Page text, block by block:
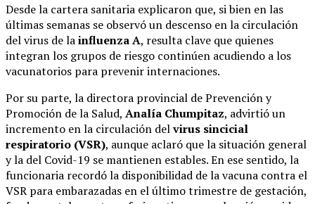
Desde la cartera sanitaria explicaron que, si bien en las
últimas semanas se observó un descenso en la circulación
del virus de lainfluenza A, resulta clave que quienes
integran los grupos de riesgo continúen acudiendo a los
vacunatorios para prevenir internaciones.
Por su parte, la directora provincial de Prevención y
Promoción de la Salud, Analía Chumpitaz, advirtió un
incremento en la circulación delvirus sincicial
respiratorio (VSR), aunque aclaró que la situación general
y la del Covid-19 se mantienen estables. En ese sentido, la
funcionaria recordó la disponibilidad de la vacuna contra el
VSR para embarazadas en el último trimestre de gestación,